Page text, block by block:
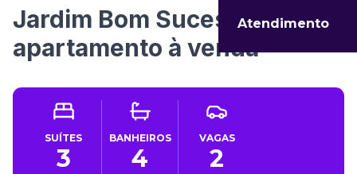
Atendimento
Jardim Bom Sucesso
apartamento à venda
SUÍTES
3
BANHEIROS
4
VAGAS
2